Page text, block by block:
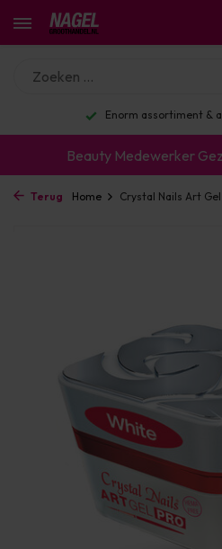
Enorm assortiment &
Beauty Medewerker
Terug Home Crystal Nails Art